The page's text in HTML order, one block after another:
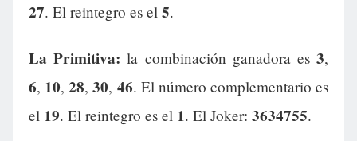
27. El reintegro es el 5.
La Primitiva: la combinación ganadora es3,
6, 10,28,30, 46. El número complementario es
el 19. El reintegro es el 1. El Joker: 3634755.